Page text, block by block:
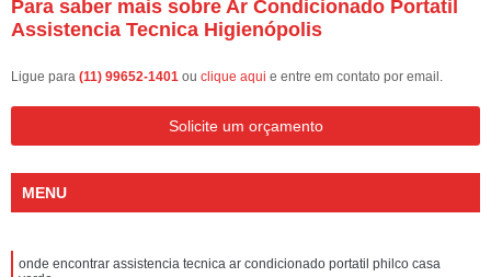
Para saber mais sobre Ar Condicionado Portatil
Assistencia Tecnica Higienópolis
Ligue para (11) 99652-1401 ou clique aqui e entre em contato por email.
Solicite um orçamento
MENU
onde encontrar assistencia tecnica ar condicionado portatil philco casa